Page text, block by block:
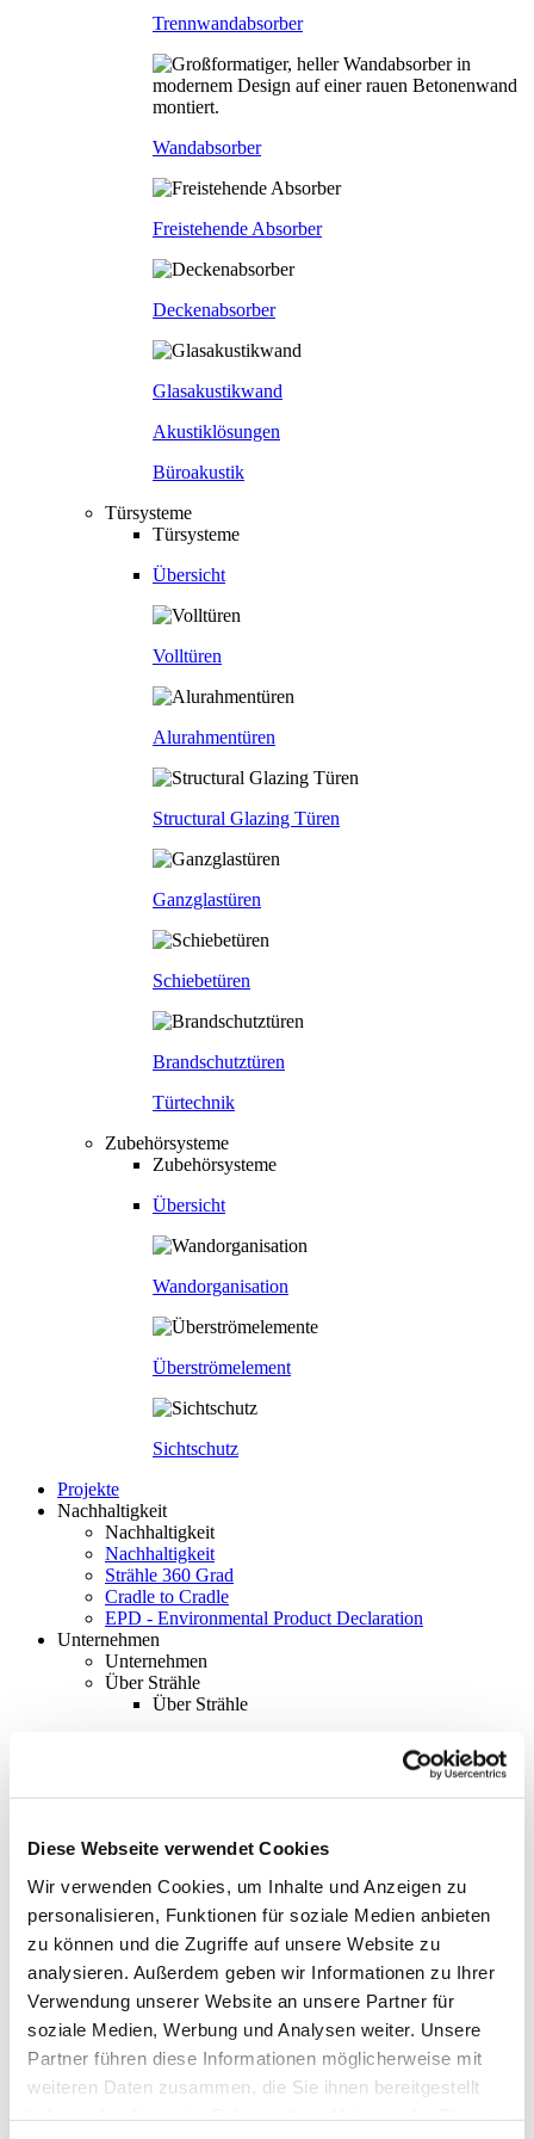
Diese Webseite verwendet Cookies
Wir verwenden Cookies, um Inhalte und Anzeigen zu
personalisieren, Funktionen für soziale Medien anbieten
zu können und die Zugriffe auf unsere Website zu
analysieren. Außerdem geben wir Informationen zu Ihrer
Verwendung unserer Website an unsere Partner für
soziale Medien, Werbung und Analysen weiter. Unsere
Partner führen diese Informationen möglicherweise mit
weiteren Daten zusammen, die Sie ihnen bereitgestellt
Trennwandabsorber
Wandabsorber
Freistehende Absorber
Deckenabsorber
Glasakustikwand
Akustiklösungen
Büroakustik
Türsysteme
Türsysteme
Übersicht
Volltüren
Alurahmentüren
Structural Glazing Türen
Ganzglastüren
Schiebetüren
Brandschutztüren
Türtechnik
Zubehörsysteme
Zubehörsysteme
Übersicht
Wandorganisation
Überströmelement
Sichtschutz
Projekte
Nachhaltigkeit
Nachhaltigkeit
Nachhaltigkeit
Strähle 360 Grad
Cradle to Cradle
EPD - Environmental Product Declaration
Unternehmen
Unternehmen
Über Strähle
Über Strähle
Engagement
Systempartnerschaft
Ausstellungen
Waiblingen
Borkheide